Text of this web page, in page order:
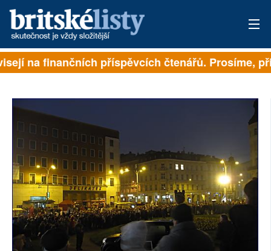
PŘIHLÁSIT
ROZHOVORY
TÉMATA
NEJČTENĚJŠÍ ZA 7 DNÍ
AUTOŘI
na finančních příspěvcích čtenářů. Prosíme,